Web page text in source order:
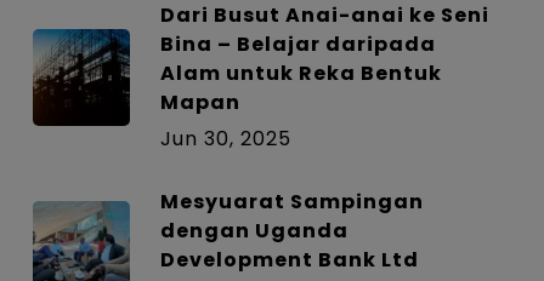
Dari Busut Anai-anai ke Seni
Bina – Belajar daripada
Alam untuk Reka Bentuk
Mapan
Jun 30, 2025
Mesyuarat Sampingan
dengan Uganda
Development Bank Ltd